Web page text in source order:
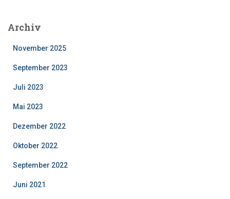
Archiv
November 2025
September 2023
Juli 2023
Mai 2023
Dezember 2022
Oktober 2022
September 2022
Juni 2021